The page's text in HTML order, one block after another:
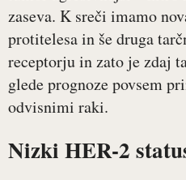
zaseva. K sreči imamo
protitelesa in še druga
receptorju in zato je zdaj
glede prognoze povsem
odvisnimi raki.
Nizki HER-2